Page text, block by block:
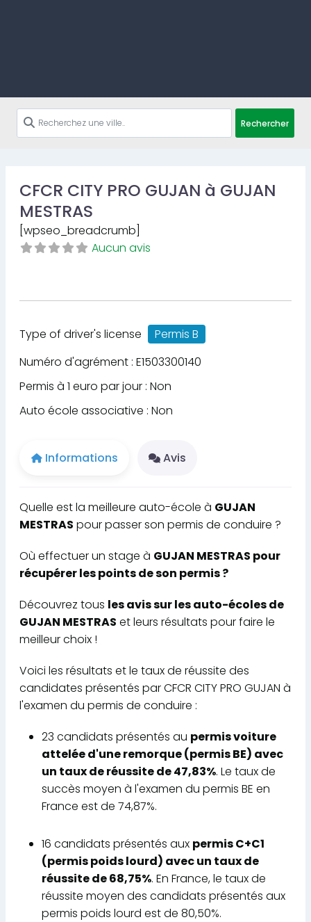
Rechercher
CFCR CITY PRO GUJAN à GUJAN
MESTRAS
[wpseo_breadcrumb]
Aucun avis
Type of driver's license
Permis B
Numéro d'agrément : E1503300140
Permis à 1 euro par jour : Non
Auto école associative : Non
Informations Avis
Quelle est la meilleure auto-école à GUJAN
MESTRAS pour passer son permis de conduire ?
Où effectuer un stage à GUJAN MESTRAS pour
récupérer les points de son permis ?
Découvrez tous les avis sur les auto-écoles de
GUJAN MESTRAS et leurs résultats pour faire le
meilleur choix !
Voici les résultats et le taux de réussite des
candidates présentés par CFCR CITY PRO GUJAN à
l'examen du permis de conduire :
23 candidats présentés au permis voiture
attelée d'une remorque (permis BE) avec
un taux de réussite de 47,83%. Le taux de
succès moyen à l'examen du permis BE en
France est de 74,87%.
16 candidats présentés aux permis C+C1
(permis poids lourd) avec un taux de
réussite de 68,75%. En France, le taux de
réussite moyen des candidats présentés aux
permis poids lourd est de 80,50%.